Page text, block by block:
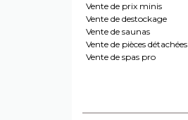
Vente de prix minis
Vente de destockage
Vente de saunas
Vente de pièces détachées
Vente de spas pro